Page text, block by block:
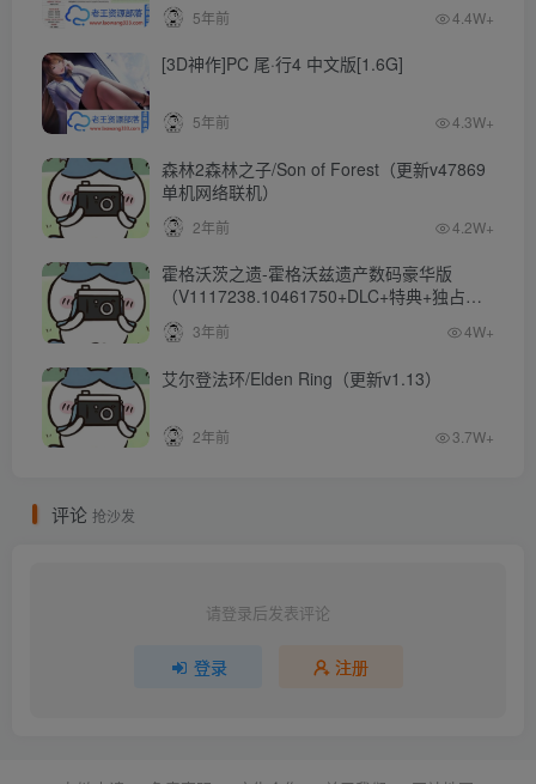
5年前 4.4W+
[3D神作]PC 尾·行4 中文版[1.6G]
5年前 4.3W+
森林2森林之子/Son of Forest（更新v47869
单机网络联机）
2年前 4.2W+
霍格沃茨之遗-霍格沃兹遗产数码豪华版
（V1117238.10461750+DLC+特典+独占内
容）
3年前 4W+
艾尔登法环/Elden Ring（更新v1.13）
2年前 3.7W+
评论 抢沙发
请登录后发表评论
登录 注册